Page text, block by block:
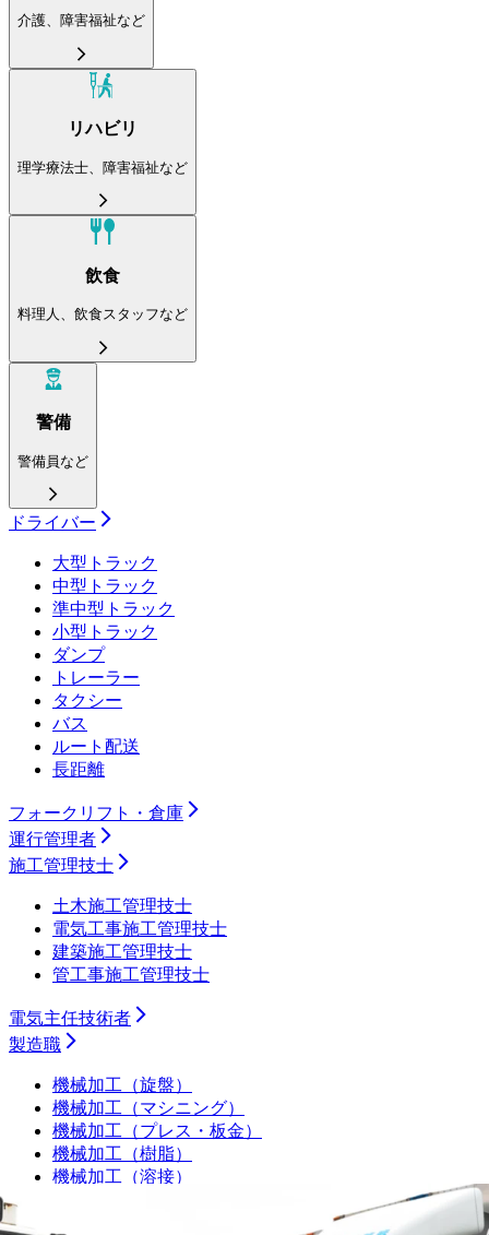
介護、障害福祉など
リハビリ
理学療法士、障害福祉など
飲食
料理人、飲食スタッフなど
警備
警備員など
ドライバー
大型トラック
中型トラック
準中型トラック
小型トラック
ダンプ
トレーラー
タクシー
バス
ルート配送
長距離
フォークリフト・倉庫
運行管理者
施工管理技士
土木施工管理技士
電気工事施工管理技士
建築施工管理技士
管工事施工管理技士
電気主任技術者
製造職
機械加工（旋盤）
機械加工（マシニング）
機械加工（プレス・板金）
機械加工（樹脂）
機械加工（溶接）